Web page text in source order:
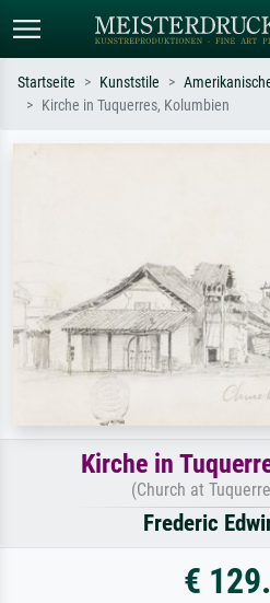
Startseite Kunststile
Kirche in Tuquerres, Kolumbien
Kirche in
(Church at
Frederic
€